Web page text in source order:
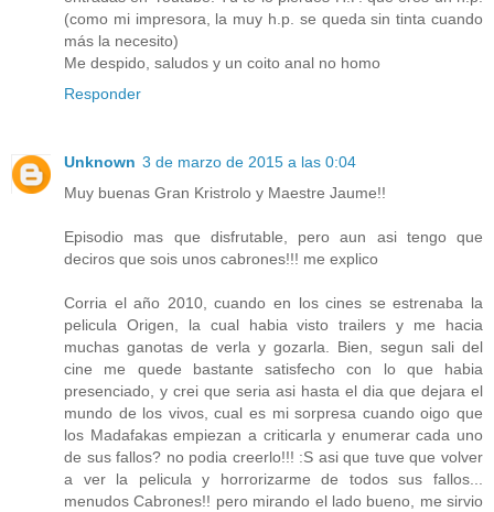
(como mi impresora, la muy h.p. se queda sin tinta cuando
más la necesito)
Me despido, saludos y un coito anal no homo
Responder
Unknown 3 de marzo de 2015 a las 0:04
Muy buenas Gran Kristrolo y Maestre Jaume!!
Episodio mas que disfrutable, pero aun asi tengo que
deciros que sois unos cabrones!!! me explico
Corria el año 2010, cuando en los cines se estrenaba la
pelicula Origen, la cual habia visto trailers y me hacia
muchas ganotas de verla y gozarla. Bien, segun sali del
cine me quede bastante satisfecho con lo que habia
presenciado, y crei que seria asi hasta el dia que dejara el
mundo de los vivos, cual es mi sorpresa cuando oigo que
los Madafakas empiezan a criticarla y enumerar cada uno
de sus fallos? no podia creerlo!!! :S asi que tuve que volver
a ver la pelicula y horrorizarme de todos sus fallos...
menudos Cabrones!! pero mirando el lado bueno, me sirvio